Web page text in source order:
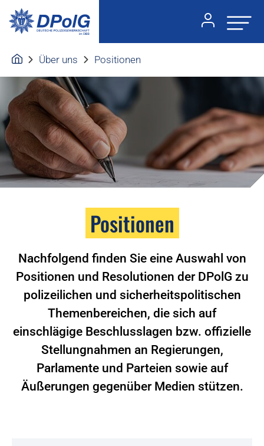
Über uns Positionen
Positionen
Nachfolgend finden Sie eine Auswahl von
Positionen und Resolutionen der DPolG zu
polizeilichen und sicherheitspolitischen
Themenbereichen, die sich auf
einschlägige Beschlusslagen bzw. offizielle
Stellungnahmen an Regierungen,
Parlamente und Parteien sowie auf
Äußerungen gegenüber Medien stützen.